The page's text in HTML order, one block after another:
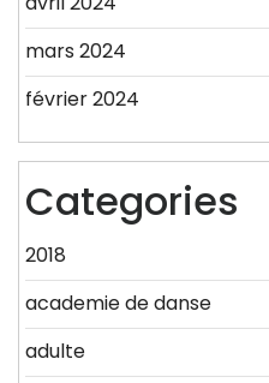
mars 2024
février 2024
Categories
2018
academie de danse
adulte